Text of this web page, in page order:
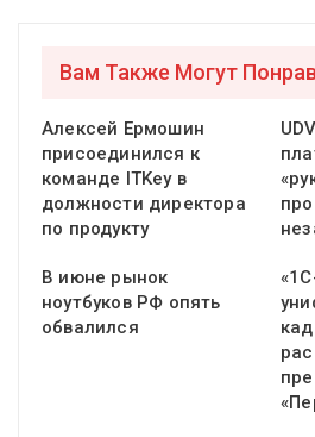
Вам Также Могут
Алексей Ермошин
присоединился к
команде ITKey в
должности директора
по продукту
В июне рынок
ноутбуков РФ опять
обвалился